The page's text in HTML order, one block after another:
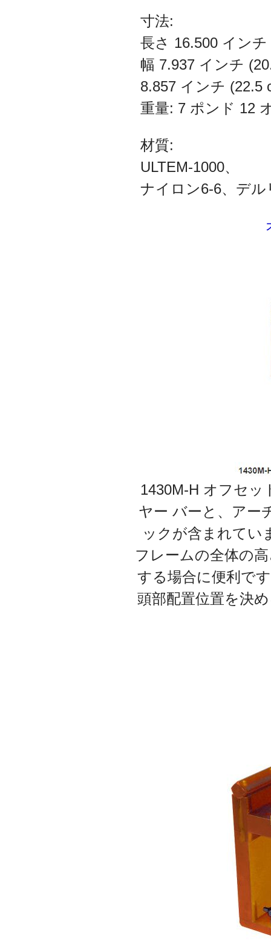
寸法:
長さ 16.500 イン
幅 7.937 インチ
8.857 インチ (22.5
重量: 7 ポンド 12
材質:
ULTEM-1000、
ナイロン6-6、デル
1430M-H オフセ
ヤー バーと、アー
ックが含まれてい
フレームの全体の
する場合に便利で
頭部配置位置を決